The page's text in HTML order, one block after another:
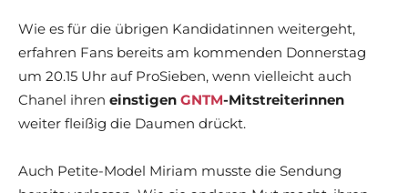
Wie es für die übrigen Kandidatinnen weitergeht,
erfahren Fans bereits am kommenden Donnerstag
um 20.15 Uhr auf ProSieben, wenn vielleicht auch
Chanel ihren einstigen GNTM-Mitstreiterinnen
weiter fleißig die Daumen drückt.
Auch Petite-Model Miriam musste die Sendung